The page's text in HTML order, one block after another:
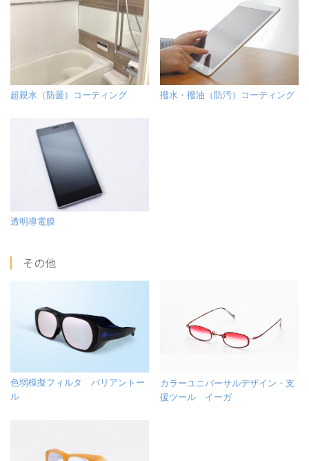
超親水（防曇）コーティング 撥水・撥油（防汚）コーティング
透明導電膜
その他
色弱模擬フィルタ バリアントー
ル
カラーユニバーサルデザイン・支
援ツール イーガ